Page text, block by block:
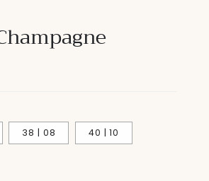
38 | 08 40 | 10